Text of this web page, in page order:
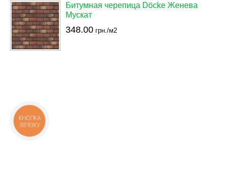
Битумная черепица Döcke Женева
Мускат
348.00 грн./м2
КНОПКА
ЗВ'ЯЗКУ